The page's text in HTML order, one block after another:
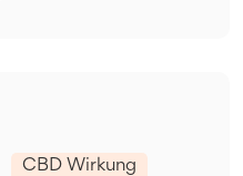
CBD Wirkung